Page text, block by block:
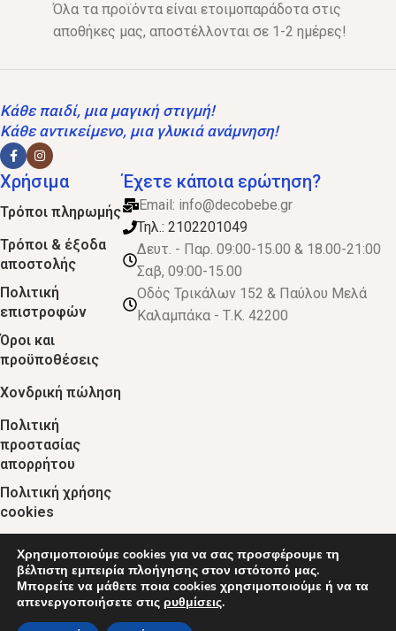
Όλα τα προϊόντα είναι ετοιμοπαράδοτα στις
αποθήκες μας, αποστέλλονται σε 1-2 ημέρες!
Κάθε παιδί, μια μαγική στιγμή!
Κάθε αντικείμενο, μια γλυκιά ανάμνηση!
Χρήσιμα
Τρόποι πληρωμής
Τρόποι & έξοδα
αποστολής
Πολιτική
επιστροφών
Όροι και
προϋποθέσεις
Χονδρική πώληση
Πολιτική
προστασίας
απορρήτου
Πολιτική χρήσης
cookies
Έχετε κάποια ερώτηση?
Email: info@decobebe.gr
Τηλ.: 2102201049
Δευτ. - Παρ. 09:00-15.00 & 18.00-21:00
Σαβ, 09:00-15.00
Οδός Τρικάλων 152 & Παύλου Μελά
Καλαμπάκα - Τ.Κ. 42200
© 2024 :: decobebe.gr
Χρησιμοποιούμε cookies για να σας προσφέρουμε τη
βέλτιστη εμπειρία πλοήγησης στον ιστότοπό μας.
Μπορείτε να μάθετε ποια cookies χρησιμοποιούμε ή να τα
απενεργοποιήσετε στις ρυθμίσεις.